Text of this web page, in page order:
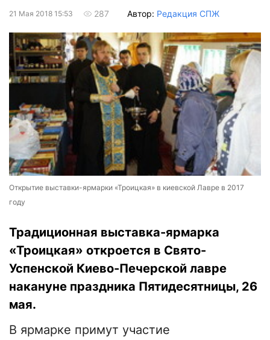
21 Мая 2018 15:53 287 Автор: Редакция СПЖ
Открытие выставки-ярмарки «Троицкая» в киевской Лавре в 2017
году
Традиционная выставка-ярмарка
«Троицкая» откроется в Свято-
Успенской Киево-Печерской лавре
накануне праздника Пятидесятницы, 26
мая.
В ярмарке примут участие